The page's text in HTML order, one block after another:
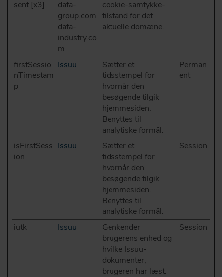
sent [x3]
dafa-
group.com
dafa-
industry.co
m
cookie-samtykke-
tilstand for det
aktuelle domæne.
firstSessio
nTimestam
p
Issuu
Sætter et
tidsstempel for
hvornår den
besøgende tilgik
hjemmesiden.
Benyttes til
analytiske formål.
Perman
ent
isFirstSess
ion
Issuu
Sætter et
tidsstempel for
hvornår den
besøgende tilgik
hjemmesiden.
Benyttes til
analytiske formål.
Session
iutk Issuu
Genkender
brugerens enhed og
hvilke Issuu-
dokumenter,
brugeren har læst.
Session